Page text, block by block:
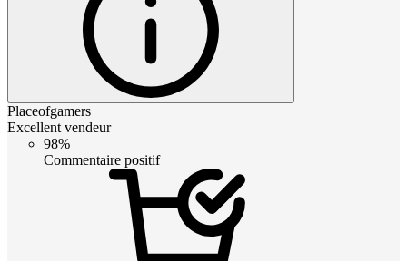
Placeofgamers
Excellent vendeur
98%
Commentaire positif